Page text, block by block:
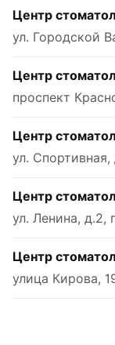
Центр
ул. Городской
Центр
проспект
Центр
ул. Спортивная,
Центр
ул. Ленина, д.2,
Центр
улица Кирова,